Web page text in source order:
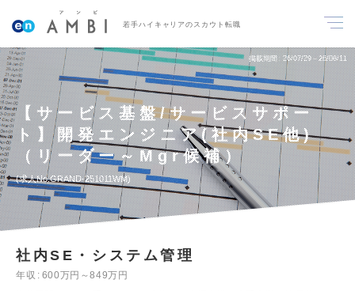
若手ハイキャリアのスカウト転職
掲載期間 26/07/29～26/08/11
【サービス基盤/サービスサポー
ト】開発エンジニア(社内SE他)
（リーダー～Mgr候補）
求人No.GRAND-251011WM
社内SE・システム管理
年収
600万円～849万円